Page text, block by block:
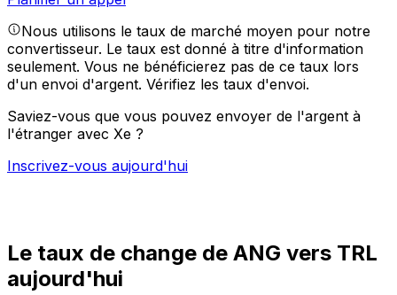
Nous utilisons le taux de marché moyen pour notre
convertisseur. Le taux est donné à titre d'information
seulement. Vous ne bénéficierez pas de ce taux lors
d'un envoi d'argent. Vérifiez les taux d'envoi.
Saviez-vous que vous pouvez envoyer de l'argent à
l'étranger avec Xe ?
Inscrivez-vous aujourd'hui
Le taux de change de ANG vers TRL
aujourd'hui